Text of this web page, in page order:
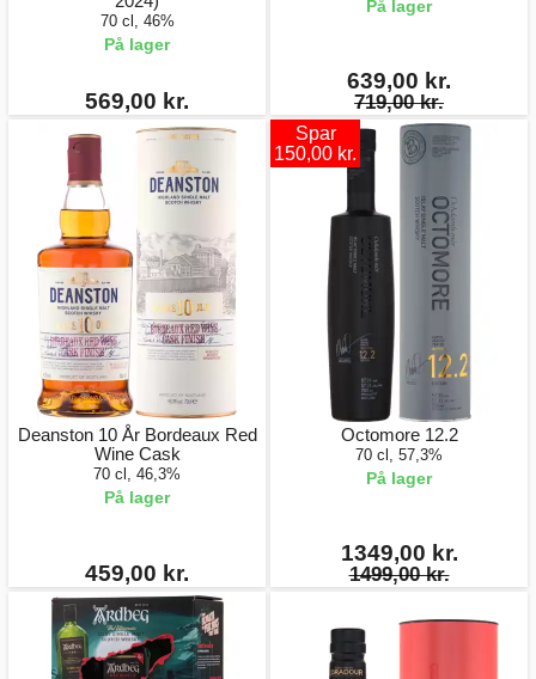
70 cl, 46%
På lager
569,00 kr.
På lager
639,00 kr.
719,00 kr.
Deanston 10 År Bordeaux Red
Wine Cask
70 cl, 46,3%
På lager
459,00 kr.
Spar
150,00 kr.
Octomore 12.2
70 cl, 57,3%
På lager
1349,00 kr.
1499,00 kr.